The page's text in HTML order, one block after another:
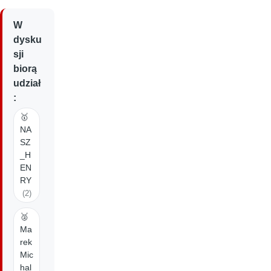
W
dysku
sji
biorą
udział
:
🥇
NA
SZ
_H
EN
RY
(2)
🥈
Ma
rek
Mic
hal